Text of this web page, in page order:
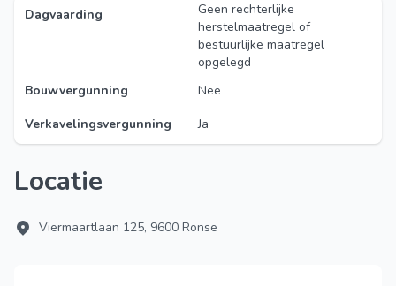
Dagvaarding
Geen rechterlijke
herstelmaatregel of
bestuurlijke maatregel
opgelegd
Bouwvergunning
Nee
Verkavelingsvergunning
Ja
Locatie
Viermaartlaan 125, 9600 Ronse